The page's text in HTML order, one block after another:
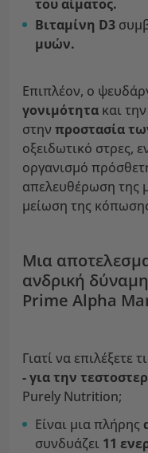
του αίματος.
Βιταμίνη D3
μυών.
Επιπλέον, ο
γονιμότητα και την
στην προστασία
οξειδωτικό στρες,
οργανισμό
απελευθέρωση της
μείωση της
Μια
ανδρική
Prime Alpha
Γιατί να επιλέξετε
- για την
Purely Nutrition;
Είναι μια πλήρης
συνδυάζει 11